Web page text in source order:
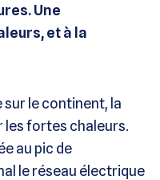
Une
et à la
le continent, la
les fortes chaleurs.
au pic de
le réseau électrique